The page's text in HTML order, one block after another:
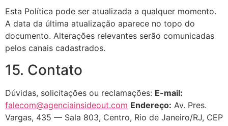
Esta Política pode ser atualizada a qualquer momento.
A data da última atualização aparece no topo do
documento. Alterações relevantes serão comunicadas
pelos canais cadastrados.
15. Contato
Dúvidas, solicitações ou reclamações: E-mail:
falecom@agenciainsideout.com Endereço: Av. Pres.
Vargas, 435 — Sala 803, Centro, Rio de Janeiro/RJ, CEP